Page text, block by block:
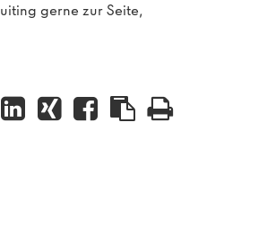
gerne zur Seite,